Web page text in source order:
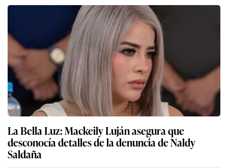
La Bella Luz: Mackeily Luján asegura que
desconocía detalles de la denuncia de Naldy
Saldaña